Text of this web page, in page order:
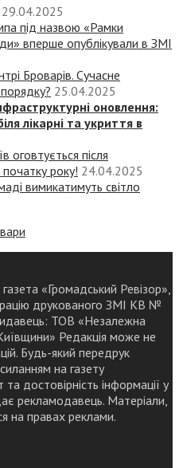
29.04.2025
під назвою «‎Рамки
вперше опублікували в ЗМІ
Броварів. Сучасне
25.04.2025
оновлення:
лікарні та укриття в
оговтується після
року! 24.04.2025
вимикатимуть світло
«Громадський Ревізор»,
друкованого ЗМІ КВ №
ТОВ «Незалежна
Редакція може не
Будь-який передрук
на газету
достовірність інформації у
рекламодавець. Матеріали,
на правах реклами.